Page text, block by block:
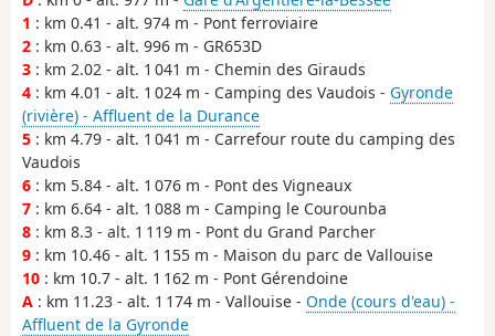
1 : km 0.41 - alt. 974 m - Pont ferroviaire
2 : km 0.63 - alt. 996 m - GR653D
3 : km 2.02 - alt. 1 041 m - Chemin des Girauds
4 : km 4.01 - alt. 1 024 m - Camping des Vaudois - Gyronde
(rivière) - Affluent de la Durance
5 : km 4.79 - alt. 1 041 m - Carrefour route du camping des
Vaudois
6 : km 5.84 - alt. 1 076 m - Pont des Vigneaux
7 : km 6.64 - alt. 1 088 m - Camping le Courounba
8 : km 8.3 - alt. 1 119 m - Pont du Grand Parcher
9 : km 10.46 - alt. 1 155 m - Maison du parc de Vallouise
10 : km 10.7 - alt. 1 162 m - Pont Gérendoine
A : km 11.23 - alt. 1 174 m - Vallouise - Onde (cours d'eau) -
Affluent de la Gyronde